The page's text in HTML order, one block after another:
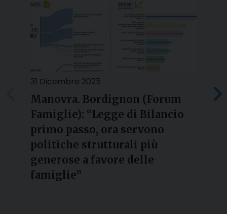
31 Dicembre 2025
Manovra. Bordignon (Forum
Famiglie): “Legge di Bilancio
primo passo, ora servono
politiche strutturali più
generose a favore delle
famiglie”